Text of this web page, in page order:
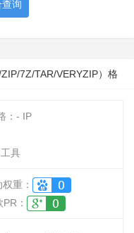
询
7Z/TAR/VERYZIP）格
： - IP
具
重：
：